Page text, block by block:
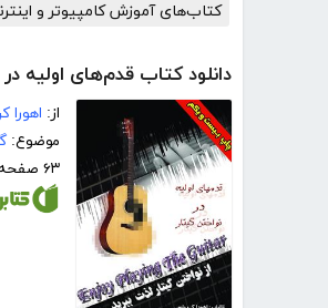
کتاب‌های آموزش کامپیوتر و
دانلود کتاب قدم‌های اولیه در
از: اهورا
موضوع:
۶۳ صفحه